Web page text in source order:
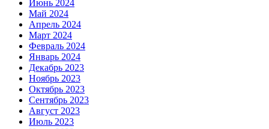
Июнь 2024
Май 2024
Апрель 2024
Март 2024
Февраль 2024
Январь 2024
Декабрь 2023
Ноябрь 2023
Октябрь 2023
Сентябрь 2023
Август 2023
Июль 2023